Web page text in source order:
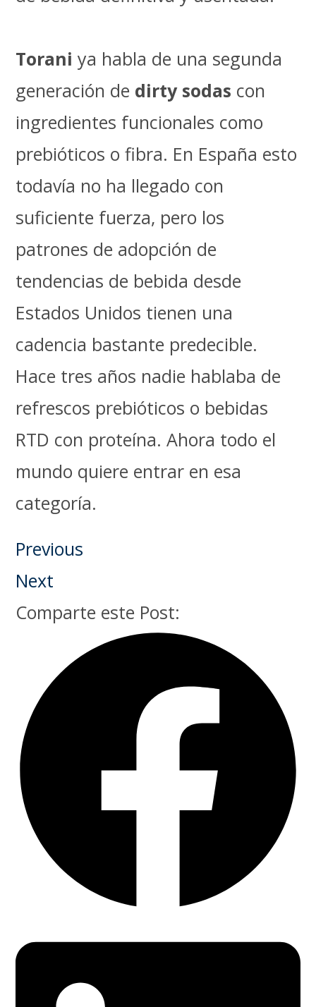
Torani ya habla de una segunda
generación de dirty sodas con
ingredientes funcionales como
prebióticos o fibra. En España esto
todavía no ha llegado con
suficiente fuerza, pero los
patrones de adopción de
tendencias de bebida desde
Estados Unidos tienen una
cadencia bastante predecible.
Hace tres años nadie hablaba de
refrescos prebióticos o bebidas
RTD con proteína. Ahora todo el
mundo quiere entrar en esa
categoría.
Previous
Next
Comparte este Post: